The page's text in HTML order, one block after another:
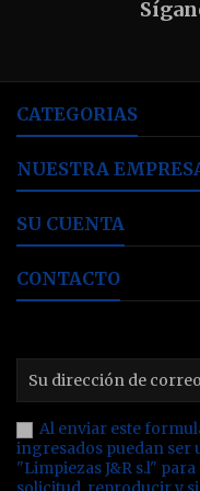
CATEGORIAS
NUESTRA
SU CUENTA
CONTACTO
Al enviar este
ingresados puedan
"Limpiezas J&R s.l"